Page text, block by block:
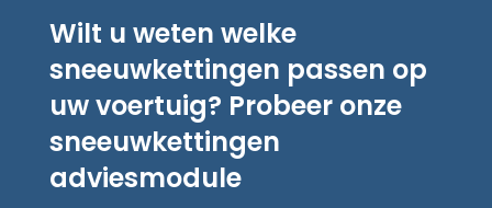
Wilt u weten welke
sneeuwkettingen passen op
uw voertuig? Probeer onze
sneeuwkettingen
adviesmodule